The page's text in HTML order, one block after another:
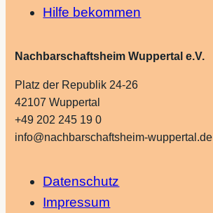
Hilfe bekommen
Nachbarschaftsheim Wuppertal e.V.
Platz der Republik 24-26
42107 Wuppertal
+49 202 245 19 0
info@nachbarschaftsheim-wuppertal.de
Datenschutz
Impressum